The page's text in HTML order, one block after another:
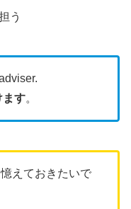
う
ます。
えておきたいで